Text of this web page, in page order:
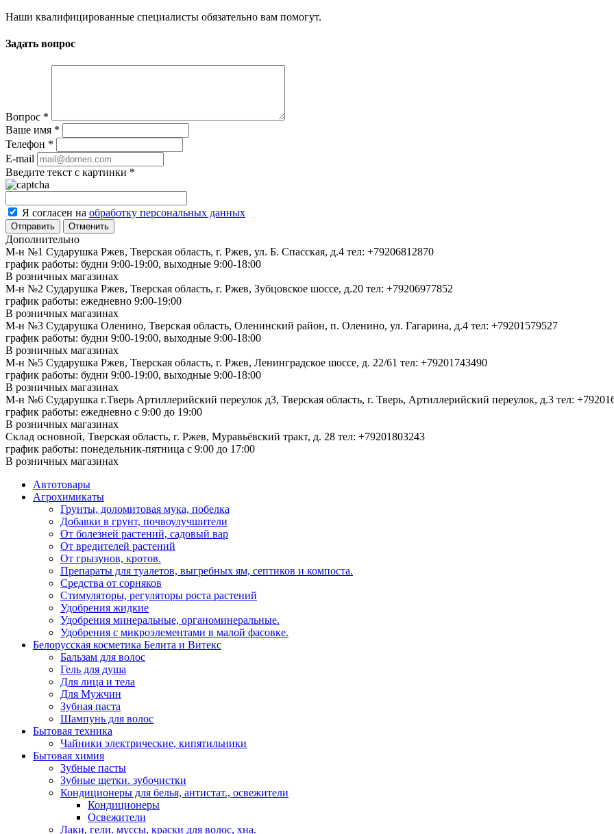
Наши квалифицированные специалисты обязательно вам помогут.
Задать вопрос
Вопрос *
Ваше имя *
Телефон *
E-mail
Введите текст с картинки *
Я согласен на обработку персональных данных
Отменить
Дополнительно
М-н №1 Сударушка Ржев, Тверская область, г. Ржев, ул. Б. Спасская, д.4 тел: +79206812870
график работы: будни 9:00-19:00, выходные 9:00-18:00
В розничных магазинах
М-н №2 Cударушка Ржев, Тверская область, г. Ржев, Зубцовское шоссе, д.20 тел: +79206977852
график работы: ежедневно 9:00-19:00
В розничных магазинах
М-н №3 Сударушка Оленино, Тверская область, Оленинский район, п. Оленино, ул. Гагарина, д.4 тел: +79201579527
график работы: будни 9:00-19:00, выходные 9:00-18:00
В розничных магазинах
М-н №5 Сударушка Ржев, Тверская область, г. Ржев, Ленинградское шоссе, д. 22/61 тел: +79201743490
график работы: будни 9:00-19:00, выходные 9:00-18:00
В розничных магазинах
М-н №6 Сударушка г.Тверь Артиллерийский переулок д3, Тверская область, г. Тверь, Артиллерийский переулок, д.3 тел:
график работы: ежедневно с 9:00 до 19:00
В розничных магазинах
Склад основной, Тверская область, г. Ржев, Муравьёвский тракт, д. 28 тел: +79201803243
график работы: понедельник-пятница с 9:00 до 17:00
В розничных магазинах
Автотовары
Агрохимикаты
Грунты, доломитовая мука, побелка
Добавки в грунт, почвоулучшители
От болезней растений, садовый вар
От вредителей растений
От грызунов, кротов.
Препараты для туалетов, выгребных ям, септиков и компоста.
Средства от сорняков
Стимуляторы, регуляторы роста растений
Удобрения жидкие
Удобрения минеральные, органоминеральные.
Удобрения с микроэлементами в малой фасовке.
Белорусская косметика Белита и Витекс
Бальзам для волос
Гель для душа
Для лица и тела
Для Мужчин
Зубная паста
Шампунь для волос
Бытовая техника
Чайники электрические, кипятильники
Бытовая химия
Зубные пасты
Зубные щетки. зубочистки
Кондиционеры для белья, антистат., освежители
Кондиционеры
Освежители
Лаки, гели. муссы, краски для волос, хна.